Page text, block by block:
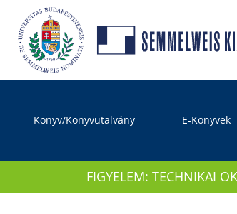
Könyv/Könyvutalvány E-Könyvek
FIGYELEM: TECHNIKAI